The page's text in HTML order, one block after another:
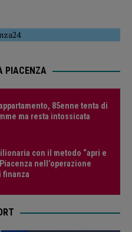
PIACENZA
85enne tenta di
ma resta intossicata
con il metodo “apri e
nell’operazione
finanza